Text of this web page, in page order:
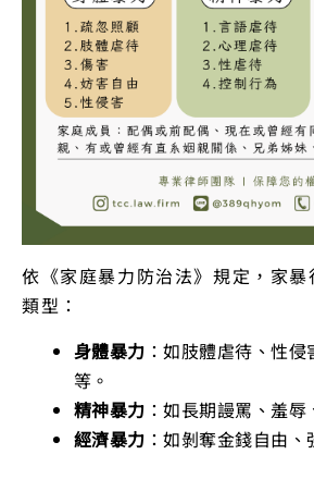
依《家庭暴力防治法》規定，家
類型：
身體暴力 ：如肢體虐待、性
等。
精神暴力 ：如長期謾罵、羞辱
經濟暴力 ：如剝奪金錢自由